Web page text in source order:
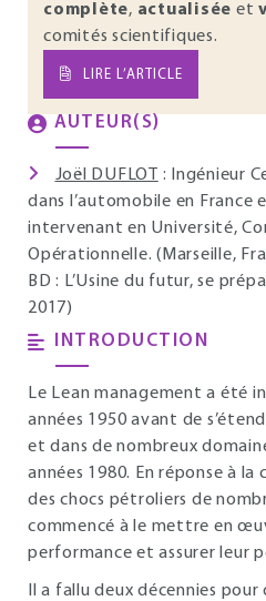
complète, actualisée et
comités scientifiques.
LIRE L’ARTICLE
AUTEUR(S)
Joël DUFLOT
: Ingénieur
dans l’automobile en France
intervenant en Université,
Opérationnelle. (Marseille,
BD : L’Usine du futur, se
2017)
INTRODUCTION
Le Lean management a été
années 1950 avant de
et dans de nombreux
années 1980. En réponse à la
des chocs pétroliers de
commencé à le mettre en
performance et assurer leur
Il a fallu deux décennies